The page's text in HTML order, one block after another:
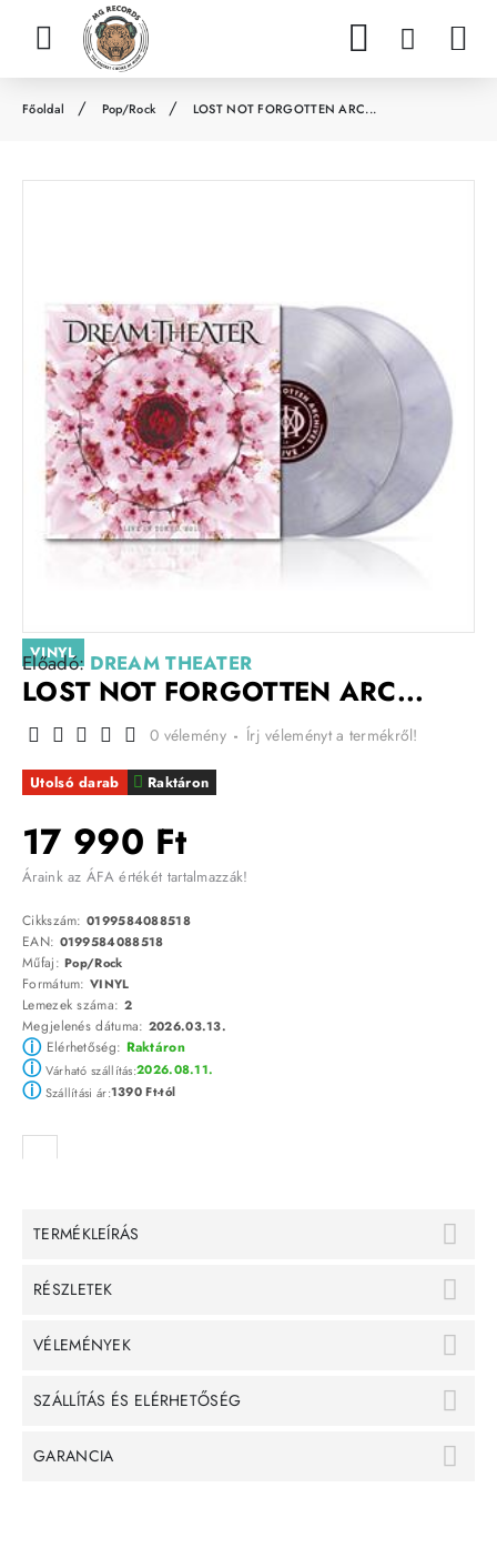
Pop/Rock LOST NOT FORGOTTEN ARC...
VINYL
Előadó: DREAM THEATER
LOST NOT FORGOTTEN ARC...
Raktáron
Utolsó darab
0 vélemény - Írj véleményt a termékről!
17 990 Ft
Áraink az ÁFA értékét tartalmazzák!
Cikkszám: 0199584088518
EAN: 0199584088518
Műfaj:Pop/Rock
Formátum: VINYL
Lemezek száma: 2
Megjelenés dátuma: 2026.03.13.
ⓘElérhetőség: Raktáron
ⓘVárható szállítás:2026.08.11.
ⓘSzállítási ár:1390 Ft-tól
TERMÉKLEÍRÁS
RÉSZLETEK
VÉLEMÉNYEK
SZÁLLÍTÁS ÉS ELÉRHETŐSÉG
GARANCIA